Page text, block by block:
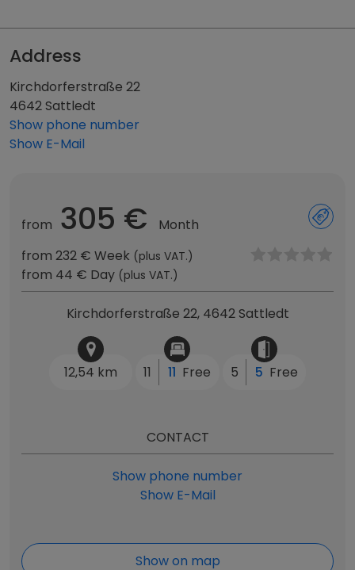
Address
Kirchdorferstraße 22
4642 Sattledt
Show phone number
Show E-Mail
from 305 €
Month
from 232 € Week (plus VAT.)
from 44 € Day (plus VAT.)
Kirchdorferstraße 22, 4642 Sattledt
12,54 km 11 11 Free 5 5 Free
CONTACT
Show phone number
Show E-Mail
Show on map